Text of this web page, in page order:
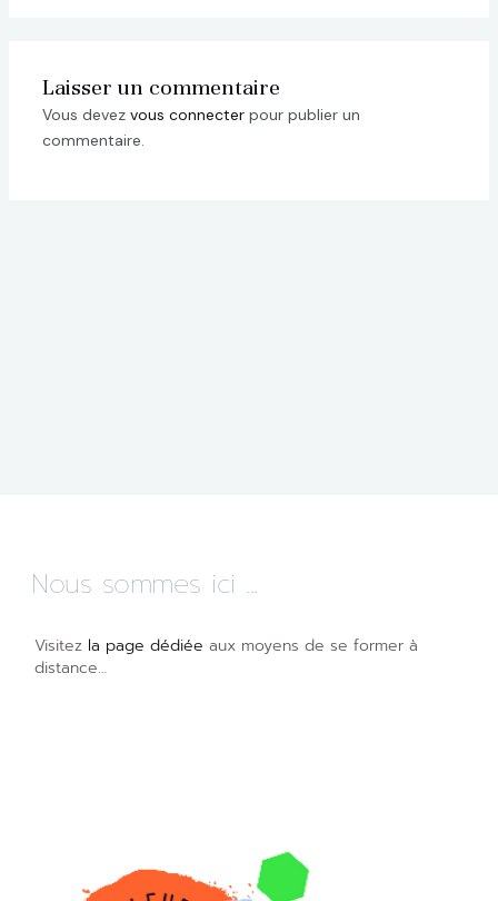
Laisser un commentaire
Vous devez vous connecterpour publier un
commentaire.
Nous sommes ici ...
Visitez la page dédiée aux moyens de se former à
distance…